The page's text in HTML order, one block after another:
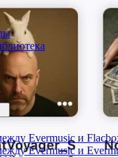
Evermusic и
Evermusic и